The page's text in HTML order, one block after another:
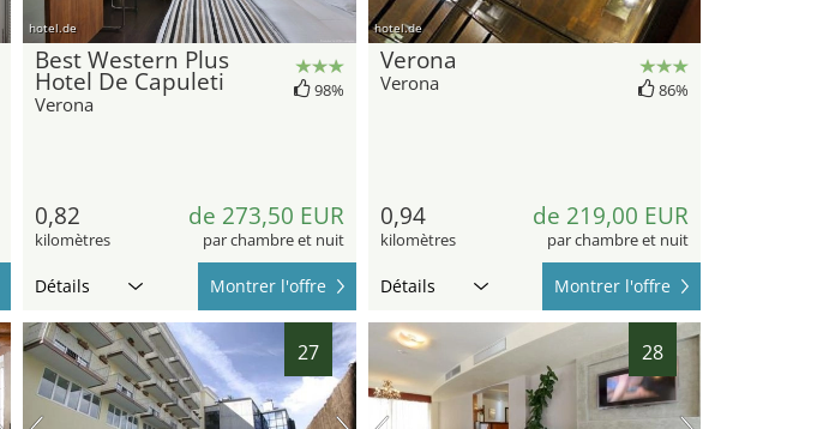
hotel.de
Best Western Plus
Hotel De Capuleti
Verona
98%
0,82
kilomètres
de 273,50 EUR
par chambre et nuit
Détails Montrer l'offre
hotel.de
Verona
Verona 86%
0,94
kilomètres
de 219,00 EUR
par chambre et nuit
Détails Montrer l'offre
27 28